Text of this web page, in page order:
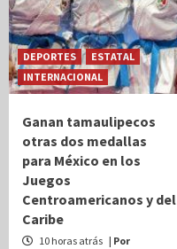
DEPORTES
ESTATAL
INTERNACIONAL
Ganan tamaulipecos
otras dos medallas
para México en los
Juegos
Centroamericanos y del
Caribe
10 horas atrás | Por